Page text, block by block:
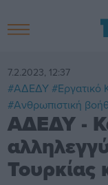
7.2.2023, 12:37
#ΑΔΕΔΥ #Εργατικό
#Ανθρωπιστική
ΑΔΕΔΥ -
Τουρκίας